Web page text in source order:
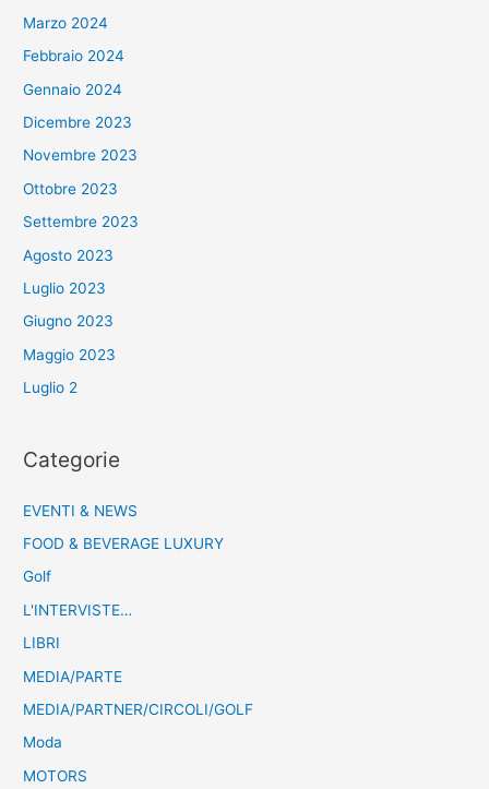
Marzo 2024
Febbraio 2024
Gennaio 2024
Dicembre 2023
Novembre 2023
Ottobre 2023
Settembre 2023
Agosto 2023
Luglio 2023
Giugno 2023
Maggio 2023
Luglio 2
Categorie
EVENTI & NEWS
FOOD & BEVERAGE LUXURY
Golf
L'INTERVISTE…
LIBRI
MEDIA/PARTE
MEDIA/PARTNER/CIRCOLI/GOLF
Moda
MOTORS